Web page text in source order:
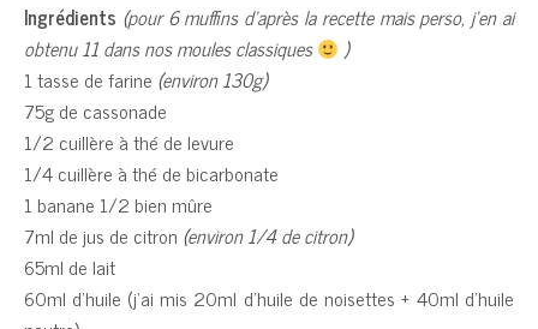
Ingrédients (pour 6 muffins d’après la recette mais perso, j’en ai
obtenu 11 dans nos moules classiques
)
1 tasse de farine (environ 130g)
75g de cassonade
1/2 cuillère à thé de levure
1/4 cuillère à thé de bicarbonate
1 banane 1/2 bien mûre
7ml de jus de citron (environ 1/4 de citron)
65ml de lait
60ml d’huile (j’ai mis 20ml d’huile de noisettes + 40ml d’huile